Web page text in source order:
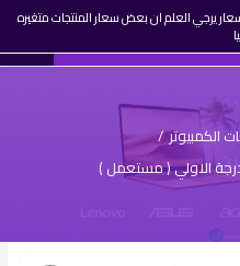
يرجي العلم ان بعض سعار المنتجات متغيره
0
الكمبيوتر /